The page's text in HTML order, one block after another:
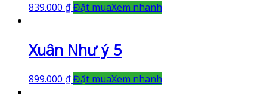
839.000 ₫Đặt muaXem nhanh
Xuân Như ý 5
899.000 ₫Đặt muaXem nhanh